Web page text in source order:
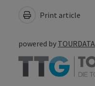
Print article
powered by TOURDATA